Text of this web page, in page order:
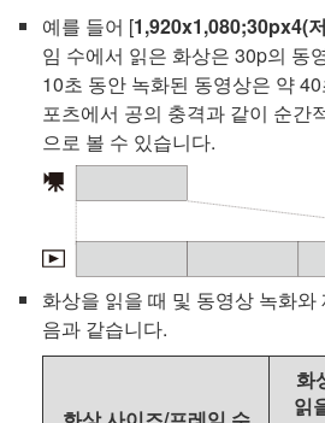
예를 들어 [1,920x1,080;30px4(
임 수에서 읽은 화상은 30p의 동
10초 동안 녹화된 동영상은 약
포츠에서 공의 충격과 같이 순간
으로 볼 수 있습니다.
화상을 읽을 때 및 동영상 녹화
음과 같습니다.
화
읽